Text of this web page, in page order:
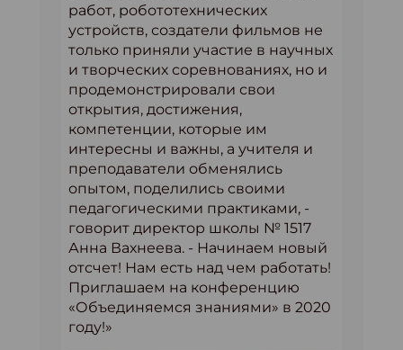
работ, робототехнических
устройств, создатели фильмов не
только приняли участие в научных
и творческих соревнованиях, но и
продемонстрировали свои
открытия, достижения,
компетенции, которые им
интересны и важны, а учителя и
преподаватели обменялись
опытом, поделились своими
педагогическими практиками, -
говорит директор школы № 1517
Анна Вахнеева. - Начинаем новый
отсчет! Нам есть над чем работать!
Приглашаем на конференцию
«Объединяемся знаниями» в 2020
году!»